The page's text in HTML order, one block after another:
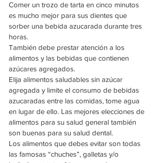
Comer un trozo de tarta en cinco minutos
es mucho mejor para sus dientes que
sorber una bebida azucarada durante tres
horas.
También debe prestar atención a los
alimentos y las bebidas que contienen
azúcares agregados.
Elija alimentos saludables sin azúcar
agregada y limite el consumo de bebidas
azucaradas entre las comidas, tome agua
en lugar de ello. Las mejores elecciones de
alimentos para su salud general también
son buenas para su salud dental.
Los alimentos que debes evitar son todas
las famosas “chuches”, galletas y/o